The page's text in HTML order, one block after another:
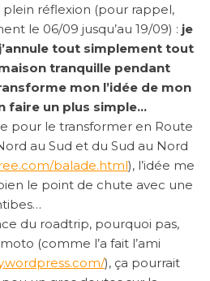
plein réflexion (pour rappel,
le 06/09 jusqu’au 19/09) : je
tout simplement tout
tranquille pendant
mon l’idée de mon
faire un plus simple…
pour le transformer en Route
au Sud et du Sud au Nord
balade.html), l’idée me
le point de chute avec une
du roadtrip, pourquoi pas,
(comme l’a fait l’ami
), ça pourrait